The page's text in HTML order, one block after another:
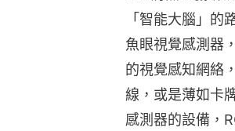
「智能大腦」
魚眼視覺感測器
的視覺感知網絡
線，或是薄如卡
感測器的設備，